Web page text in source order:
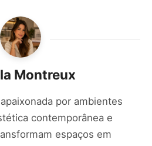
Montreux
por ambientes
contemporânea e
espaços em